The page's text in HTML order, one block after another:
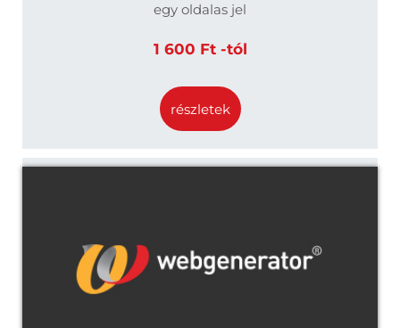
egy oldalas jel
1 600 Ft -tól
részletek